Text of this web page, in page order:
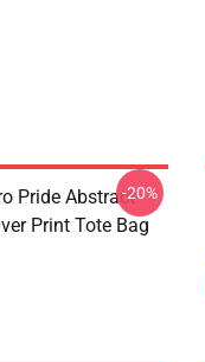
Pride Abstract
Print Tote Bag
-20%